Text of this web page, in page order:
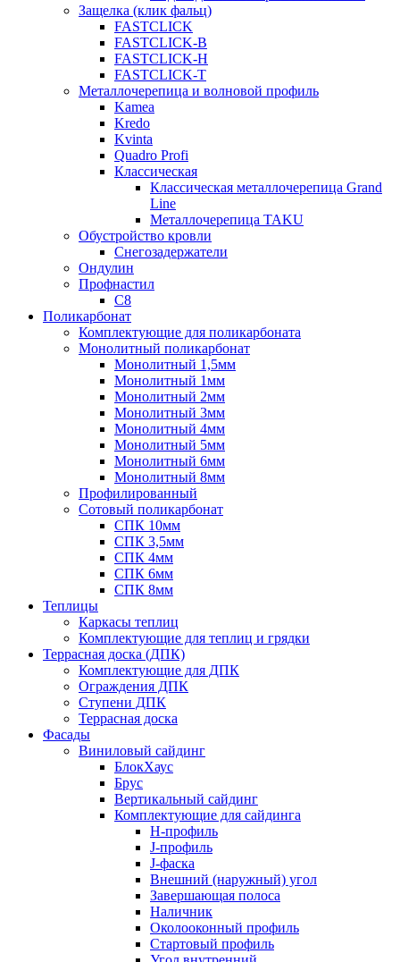
Защелка (клик фальц)
FASTCLICK
FASTCLICK-B
FASTCLICK-H
FASTCLICK-T
Металлочерепица и волновой профиль
Kamea
Kredo
Kvinta
Quadro Profi
Классическая
Классическая металлочерепица Grand
Line
Металлочерепица TAKU
Обустройство кровли
Снегозадержатели
Ондулин
Профнастил
С8
Поликарбонат
Комплектующие для поликарбоната
Монолитный поликарбонат
Монолитный 1,5мм
Монолитный 1мм
Монолитный 2мм
Монолитный 3мм
Монолитный 4мм
Монолитный 5мм
Монолитный 6мм
Монолитный 8мм
Профилированный
Сотовый поликарбонат
СПК 10мм
СПК 3,5мм
СПК 4мм
СПК 6мм
СПК 8мм
Теплицы
Каркасы теплиц
Комплектующие для теплиц и грядки
Террасная доска (ДПК)
Комплектующие для ДПК
Ограждения ДПК
Ступени ДПК
Террасная доска
Фасады
Виниловый сайдинг
БлокХаус
Брус
Вертикальный сайдинг
Комплектующие для сайдинга
H-профиль
J-профиль
J-фаска
Внешний (наружный) угол
Завершающая полоса
Наличник
Околооконный профиль
Стартовый профиль